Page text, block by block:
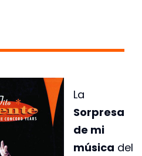
La
Sorpresa
de mi
música del